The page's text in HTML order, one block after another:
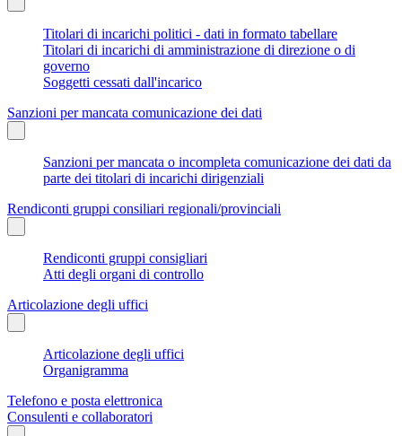
Titolari di incarichi politici - dati in formato tabellare
Titolari di incarichi di amministrazione di direzione o di
governo
Soggetti cessati dall'incarico
Sanzioni per mancata comunicazione dei dati
Sanzioni per mancata o incompleta comunicazione dei dati da
parte dei titolari di incarichi dirigenziali
Rendiconti gruppi consiliari regionali/provinciali
Rendiconti gruppi consigliari
Atti degli organi di controllo
Articolazione degli uffici
Articolazione degli uffici
Organigramma
Telefono e posta elettronica
Consulenti e collaboratori